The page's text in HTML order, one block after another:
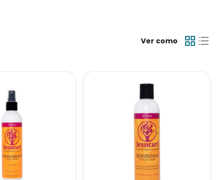
todos
merecen.
Ver como